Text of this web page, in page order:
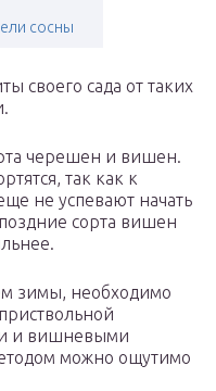
сосны
своего сада от таких
черешен и вишен.
так как к
не успевают начать
сорта вишен
зимы, необходимо
и вишневыми
можно ощутимо